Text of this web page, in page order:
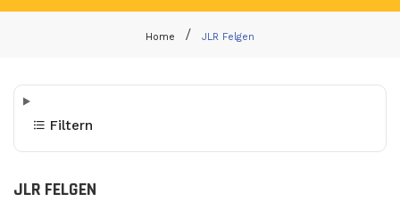
Home JLR Felgen
Filtern
JLR FELGEN